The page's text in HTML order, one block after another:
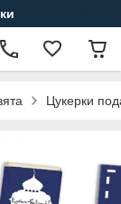
Цукерки